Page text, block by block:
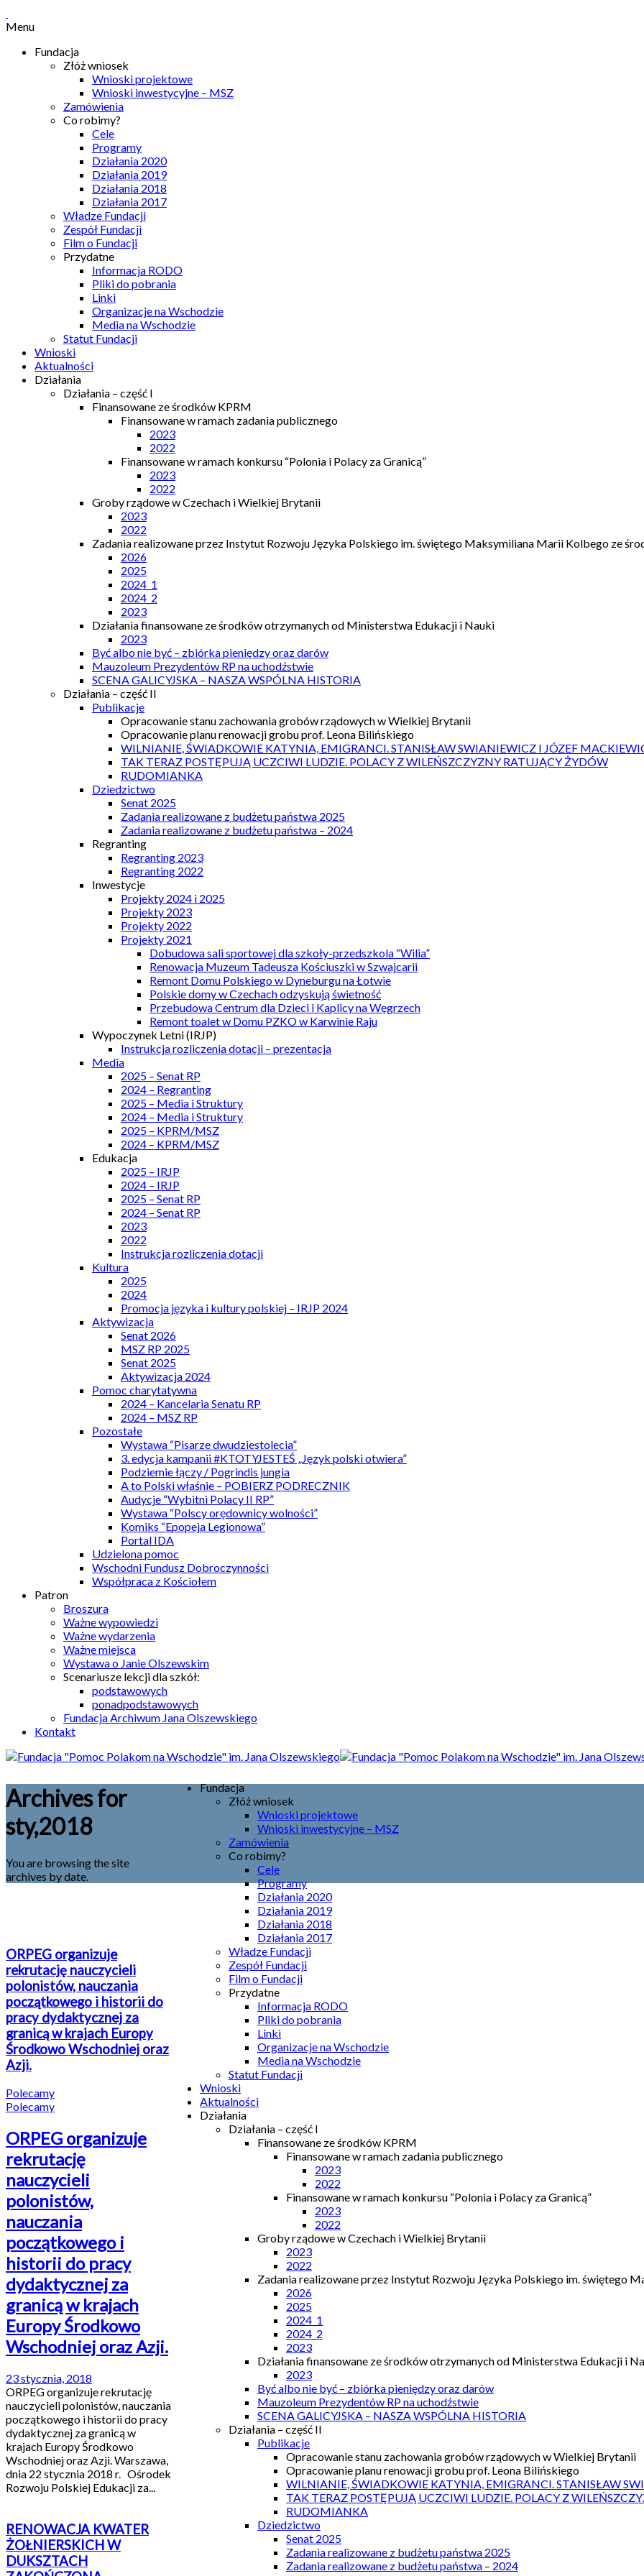
Menu
Fundacja
Złóż wniosek
Wnioski projektowe
Wnioski inwestycyjne – MSZ
Zamówienia
Co robimy?
Cele
Programy
Działania 2020
Działania 2019
Działania 2018
Działania 2017
Władze Fundacji
Zespół Fundacji
Film o Fundacji
Przydatne
Informacja RODO
Pliki do pobrania
Linki
Organizacje na Wschodzie
Media na Wschodzie
Statut Fundacji
Wnioski
Aktualności
Działania
Działania – część I
Finansowane ze środków KPRM
Finansowane w ramach zadania publicznego
2023
2022
Finansowane w ramach konkursu “Polonia i Polacy za Granicą”
2023
2022
Groby rządowe w Czechach i Wielkiej Brytanii
2023
2022
Zadania realizowane przez Instytut Rozwoju Języka Polskiego im. świętego Maksymiliana Marii Kolbego ze
2026
2025
2024_1
2024_2
2023
Działania finansowane ze środków otrzymanych od Ministerstwa Edukacji i Nauki
2023
Być albo nie być – zbiórka pieniędzy oraz darów
Mauzoleum Prezydentów RP na uchodźstwie
SCENA GALICYJSKA – NASZA WSPÓLNA HISTORIA
Działania – część II
Publikacje
Opracowanie stanu zachowania grobów rządowych w Wielkiej Brytanii
Opracowanie planu renowacji grobu prof. Leona Bilińskiego
WILNIANIE, ŚWIADKOWIE KATYNIA, EMIGRANCI. STANISŁAW SWIANIEWICZ I JÓZEF
TAK TERAZ POSTĘPUJĄ UCZCIWI LUDZIE. POLACY Z WILEŃSZCZYZNY RATUJĄCY ŻYDÓW
RUDOMIANKA
Dziedzictwo
Senat 2025
Zadania realizowane z budżetu państwa 2025
Zadania realizowane z budżetu państwa – 2024
Regranting
Regranting 2023
Regranting 2022
Inwestycje
Projekty 2024 i 2025
Projekty 2023
Projekty 2022
Projekty 2021
Dobudowa sali sportowej dla szkoły-przedszkola “Wilia”
Renowacja Muzeum Tadeusza Kościuszki w Szwajcarii
Remont Domu Polskiego w Dyneburgu na Łotwie
Polskie domy w Czechach odzyskują świetność
Przebudowa Centrum dla Dzieci i Kaplicy na Węgrzech
Remont toalet w Domu PZKO w Karwinie Raju
Wypoczynek Letni (IRJP)
Instrukcja rozliczenia dotacji – prezentacja
Media
2025 – Senat RP
2024 – Regranting
2025 – Media i Struktury
2024 – Media i Struktury
2025 – KPRM/MSZ
2024 – KPRM/MSZ
Edukacja
2025 – IRJP
2024 – IRJP
2025 – Senat RP
2024 – Senat RP
2023
2022
Instrukcja rozliczenia dotacji
Kultura
2025
2024
Promocja języka i kultury polskiej – IRJP 2024
Aktywizacja
Senat 2026
MSZ RP 2025
Senat 2025
Aktywizacja 2024
Pomoc charytatywna
2024 – Kancelaria Senatu RP
2024 – MSZ RP
Pozostałe
Wystawa “Pisarze dwudziestolecia”
3. edycja kampanii #KTOTYJESTEŚ „Język polski otwiera”
Podziemie łączy / Pogrindis jungia
A to Polski właśnie – POBIERZ PODRECZNIK
Audycje “Wybitni Polacy II RP”
Wystawa “Polscy orędownicy wolności”
Komiks “Epopeja Legionowa”
Portal IDA
Udzielona pomoc
Wschodni Fundusz Dobroczynności
Współpraca z Kościołem
Patron
Broszura
Ważne wypowiedzi
Ważne wydarzenia
Ważne miejsca
Wystawa o Janie Olszewskim
Scenariusze lekcji dla szkół:
podstawowych
ponadpodstawowych
Fundacja Archiwum Jana Olszewskiego
Kontakt
Fundacja
Złóż wniosek
Wnioski projektowe
Wnioski inwestycyjne – MSZ
Zamówienia
Co robimy?
Cele
Programy
Działania 2020
Działania 2019
Działania 2018
Działania 2017
Władze Fundacji
Zespół Fundacji
Film o Fundacji
Przydatne
Informacja RODO
Pliki do pobrania
Linki
Organizacje na Wschodzie
Media na Wschodzie
Statut Fundacji
Wnioski
Aktualności
Działania
Działania – część I
Finansowane ze środków KPRM
Finansowane w ramach zadania publicznego
2023
2022
Finansowane w ramach konkursu “Polonia i Polacy za Granicą”
2023
2022
Groby rządowe w Czechach i Wielkiej Brytanii
2023
2022
Zadania realizowane przez Instytut Rozwoju Języka Polskiego im. świętego
2026
2025
2024_1
2024_2
2023
Działania finansowane ze środków otrzymanych od Ministerstwa Edukacji i
2023
Być albo nie być – zbiórka pieniędzy oraz darów
Mauzoleum Prezydentów RP na uchodźstwie
SCENA GALICYJSKA – NASZA WSPÓLNA HISTORIA
Działania – część II
Publikacje
Opracowanie stanu zachowania grobów rządowych w Wielkiej Brytanii
Opracowanie planu renowacji grobu prof. Leona Bilińskiego
WILNIANIE, ŚWIADKOWIE KATYNIA, EMIGRANCI. STANISŁAW
TAK TERAZ POSTĘPUJĄ UCZCIWI LUDZIE. POLACY Z
RUDOMIANKA
Dziedzictwo
Senat 2025
Zadania realizowane z budżetu państwa 2025
Zadania realizowane z budżetu państwa – 2024
Archives for
sty,2018
You are browsing the site
archives by date.
ORPEG organizuje
rekrutację nauczycieli
polonistów, nauczania
początkowego i historii do
pracy dydaktycznej za
granicą w krajach Europy
Środkowo Wschodniej oraz
Azji.
Polecamy
Polecamy
ORPEG organizuje
rekrutację
nauczycieli
polonistów,
nauczania
początkowego i
historii do pracy
dydaktycznej za
granicą w krajach
Europy Środkowo
Wschodniej oraz Azji.
23 stycznia, 2018
ORPEG organizuje rekrutację
nauczycieli polonistów, nauczania
początkowego i historii do pracy
dydaktycznej za granicą w
krajach Europy Środkowo
Wschodniej oraz Azji. Warszawa,
dnia 22 stycznia 2018 r. Ośrodek
Rozwoju Polskiej Edukacji za...
RENOWACJA KWATER
ŻOŁNIERSKICH W
DUKSZTACH